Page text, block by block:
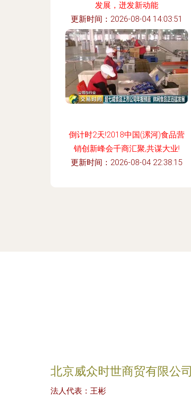
发展，迸发新动能
更新时间：2026-08-04 14:03:51
倒计时2天!2018中国(漯河)食品营
销创新峰会千商汇聚,共谋大业!
更新时间：2026-08-04 22:38:15
北京威众时世商贸有限公司
法人代表： 王彬